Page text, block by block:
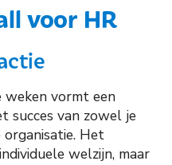
voor HR
weken vormt een
succes van zowel je
organisatie. Het
welzijn, maar